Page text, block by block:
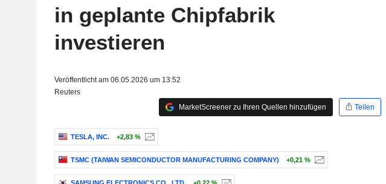
in geplante Chipfabrik
investieren
Veröffentlicht am 06.05.2026 um 13:52
Reuters
MarketScreener zu Ihren Quellen hinzufügen
Teilen
TESLA, INC. +2,83 %
TSMC (TAIWAN SEMICONDUCTOR MANUFACTURING COMPANY) +0,21 %